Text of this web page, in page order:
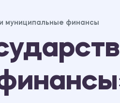
муниципальные финансы